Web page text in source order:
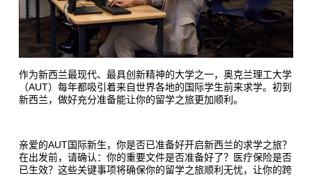
作为新西兰最现代、最具创新精神的大学之一，奥克兰理工大学
（AUT）每年都吸引着来自世界各地的国际学生前来求学。初到
新西兰，做好充分准备能让你的留学之旅更加顺利。
亲爱的AUT国际新生，你是否已准备好开启新西兰的求学之旅？
在出发前，请确认：你的重要文件是否准备好了？医疗保险是否
已生效？这些关键事项将确保你的留学之旅顺利无忧，让你的跨